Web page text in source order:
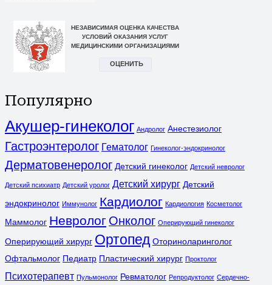
Популярно
Акушер-гинеколог Андролог Анестезиолог
Гастроэнтеролог Гематолог Гинеколог-эндокринолог
Дерматовенеролог Детский гинеколог Детский невролог
Детский психиатр Детский уролог Детский хирург Детский
эндокринолог Иммунолог Кардиолог Кардиология Косметолог
Маммолог Невролог Онколог Оперирующий гинеколог
Оперирующий хирург Ортопед Оториноларинголог
Офтальмолог Педиатр Пластический хирург Проктолог
Психотерапевт Пульмонолог Ревматолог Репродуктолог Сердечно-